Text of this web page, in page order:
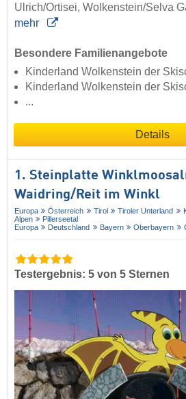
Ulrich/Ortisei, Wolkenstein/Selva
mehr
Besondere Familienangebote
Kinderland Wolkenstein der
Kinderland Wolkenstein der
...
Details
1. Steinplatte
Waidring/​Reit im Winkl
Europa Österreich Tirol Tiroler Unterland
Alpen
Pillerseetal
Europa
Deutschland Bayern Oberbayern
Testergebnis: 5 von 5 Sternen